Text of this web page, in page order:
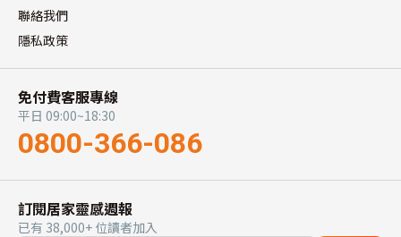
聯絡我們
隱私政策
免付費客服專線
平日 09:00~18:30
0800-366-086
訂閱居家靈感週報
已有 38,000+ 位讀者加入